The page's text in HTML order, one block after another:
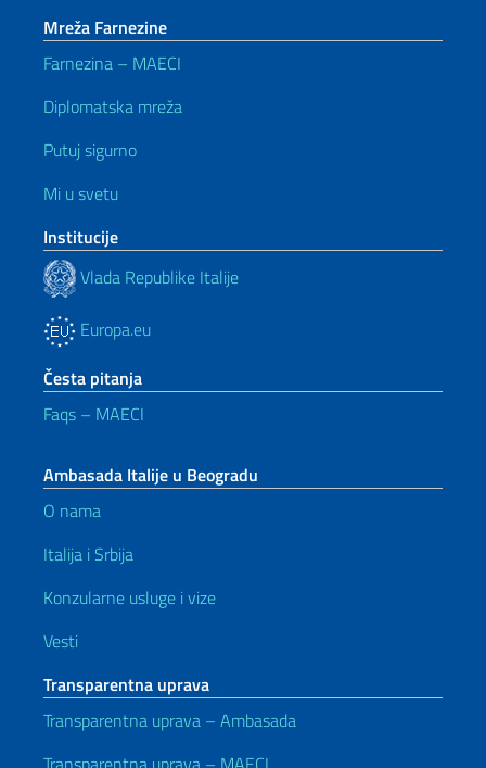
Mreža Farnezine
Farnezina – MAECI
Diplomatska mreža
Putuj sigurno
Mi u svetu
Institucije
Vlada Republike Italije
Europa.eu
Česta pitanja
Faqs – MAECI
Ambasada Italije u Beogradu
O nama
Italija i Srbija
Konzularne usluge i vize
Vesti
Transparentna uprava
Transparentna uprava – Ambasada